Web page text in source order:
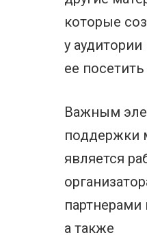
которые
у
ее
Важным
поддержки
является
партнерами
а также